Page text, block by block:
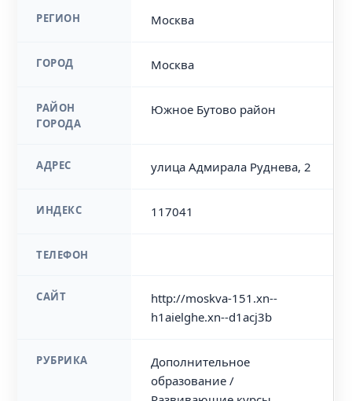
РЕГИОН Москва
ГОРОД Москва
РАЙОН
ГОРОДА
Южное Бутово район
АДРЕС улица Адмирала Руднева, 2
ИНДЕКС 117041
ТЕЛЕФОН
САЙТ
http://moskva-151.xn--
h1aielghe.xn--d1acj3b
РУБРИКА
Дополнительное
образование /